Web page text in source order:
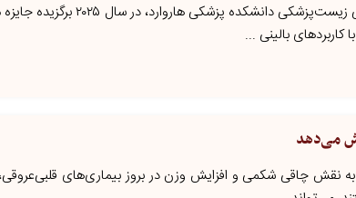
پیام مازند - مهر/ مهمت تونر استاد مهندسی
کاربردهای بالینی ...
می‌دهد
به نقش چاقی شکمی و افزایش وزن در بروز بیماری‌های